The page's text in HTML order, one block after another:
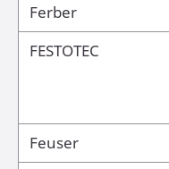
Ferber
FESTOTEC
Feuser